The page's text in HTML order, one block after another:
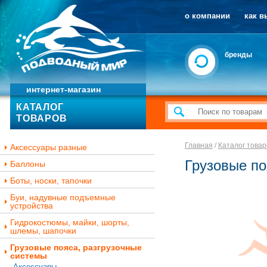
интернет-магазин
о компании как
бренды
КАТАЛОГ
ТОВАРОВ
Аксессуары разные
Баллоны
Боты, носки, тапочки
Буи, надувные подъемные
устройства
Гидрокостюмы, майки, шорты,
шлемы, шапочки
Грузовые пояса, разгрузочные
системы
Главная / Каталог
Грузовые